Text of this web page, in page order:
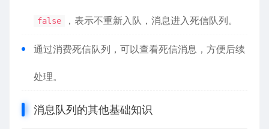
false ，表示不重新入队，消息进入死信队列。
通过消费死信队列，可以查看死信消息，方便后续
处理。
消息队列的其他基础知识